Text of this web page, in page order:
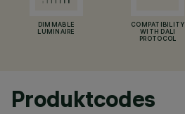
DIMMABLE
LUMINAIRE
COMPATIBILITY
WITH DALI
PROTOCOL
Produktcodes